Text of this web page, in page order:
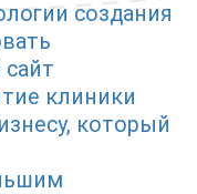
создания
клиники
который